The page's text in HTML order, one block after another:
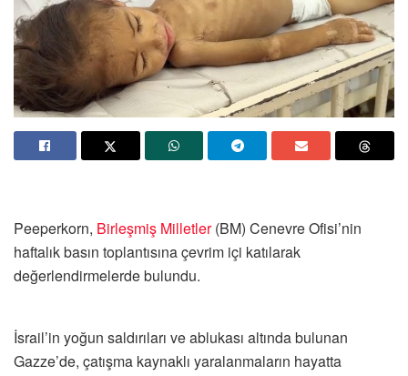
Peeperkorn, Birleşmiş Milletler(BM) Cenevre Ofisi’nin
haftalık basın toplantısına çevrim içi katılarak
değerlendirmelerde bulundu.
İsrail’in yoğun saldırıları ve ablukası altında bulunan
Gazze’de, çatışma kaynaklı yaralanmaların hayatta